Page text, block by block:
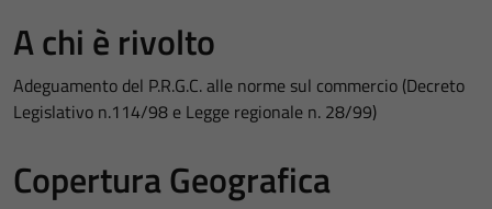
A chi è rivolto
Adeguamento del P.R.G.C. alle norme sul commercio (Decreto
Legislativo n.114/98 e Legge regionale n. 28/99)
Copertura Geografica